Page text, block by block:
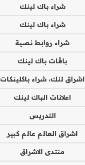
شراء باك لينك
شراء باك لينك
شراء روابط نصية
باقات باك لينك
اشراق لنك، شراء باكلينكات
اعلانات الباك لينك
التدريس
اشراق العالم عالم كبير
منتدى الاشراق